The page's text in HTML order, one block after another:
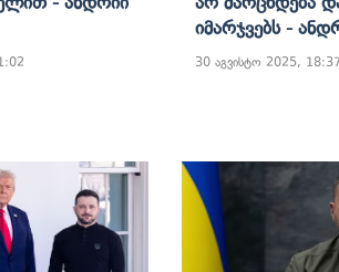
Იმარჯვებს -
30 აგვისტო 2025, 18:37